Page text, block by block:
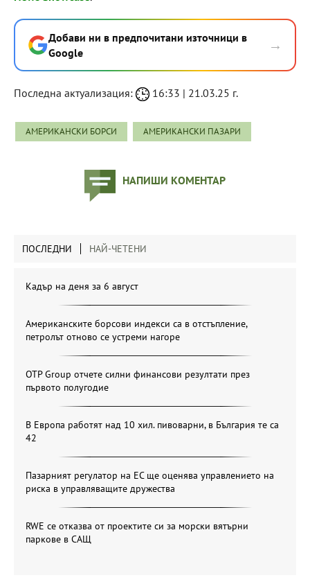
Добави ни в предпочитани източници в
Google
→
Последна актуализация: 16:33 | 21.03.25 г.
АМЕРИКАНСКИ БОРСИ АМЕРИКАНСКИ ПАЗАРИ
НАПИШИ КОМЕНТАР
ПОСЛЕДНИ НАЙ-ЧЕТЕНИ
Кадър на деня за 6 август
Американските борсови индекси са в отстъпление,
петролът отново се устреми нагоре
OTP Group отчете силни финансови резултати през
първото полугодие
В Европа работят над 10 хил. пивоварни, в България те са
42
Пазарният регулатор на ЕС ще оценява управлението на
риска в управляващите дружества
RWE се отказва от проектите си за морски вятърни
паркове в САЩ